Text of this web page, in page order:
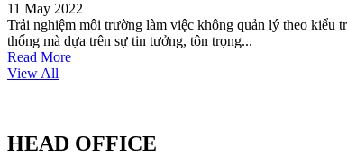
11 May 2022
Trải nghiệm môi trường làm việc không quản lý theo kiểu
thống mà dựa trên sự tin tưởng, tôn trọng...
Read More
View All
HEAD OFFICE